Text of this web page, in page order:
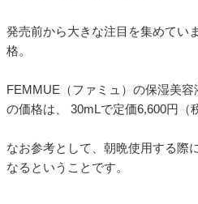
発売前から大きな注目を集めてい
格。
FEMMUE（ファミュ）の保湿美容
の価格は、 30mLで定価6,600円（
なお参考として、朝晩使用する際
なるということです。